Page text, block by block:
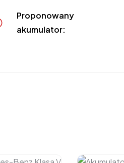
Proponowany
akumulator: